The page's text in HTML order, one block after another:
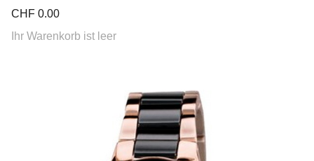
CHF 0.00
Ihr Warenkorb ist leer